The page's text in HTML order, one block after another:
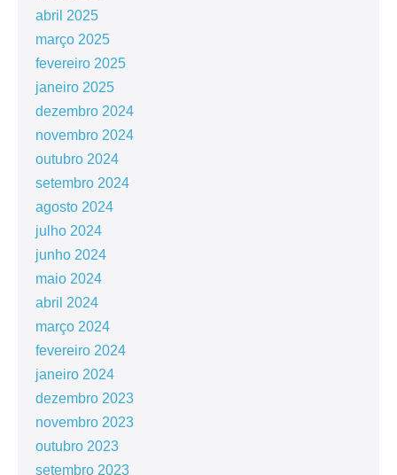
abril 2025
março 2025
fevereiro 2025
janeiro 2025
dezembro 2024
novembro 2024
outubro 2024
setembro 2024
agosto 2024
julho 2024
junho 2024
maio 2024
abril 2024
março 2024
fevereiro 2024
janeiro 2024
dezembro 2023
novembro 2023
outubro 2023
setembro 2023